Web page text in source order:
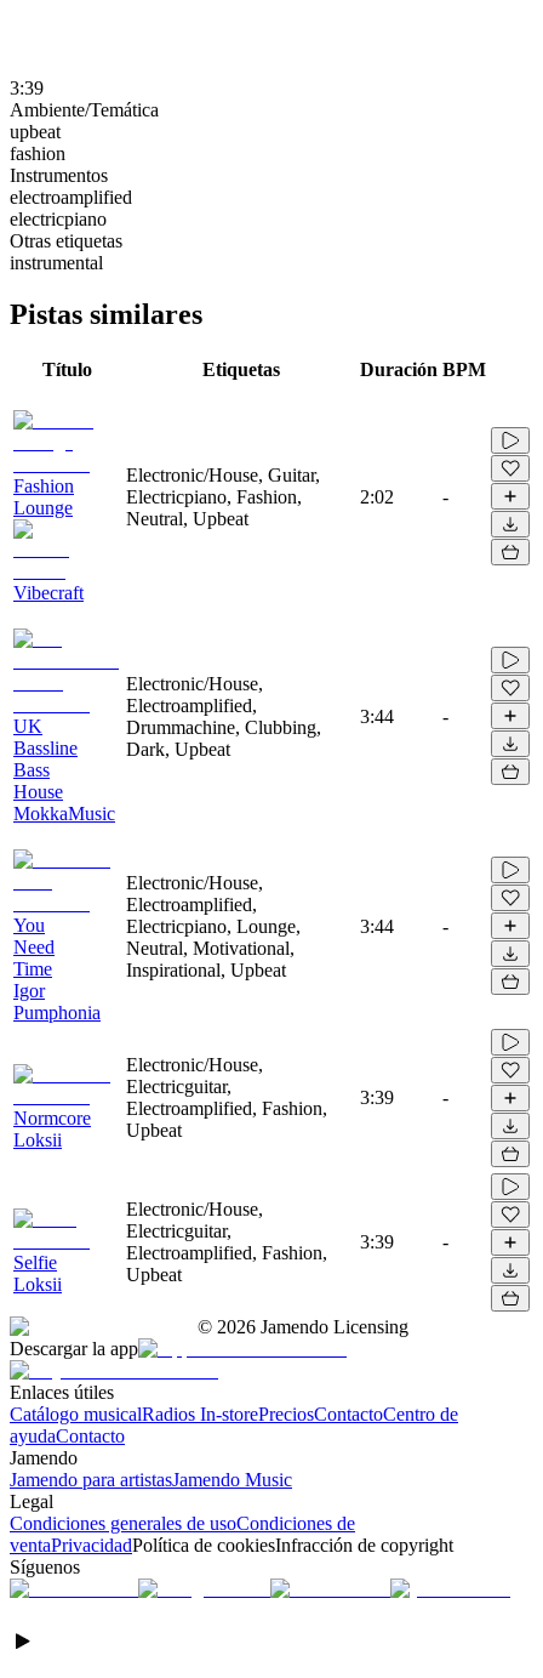
3:39
Ambiente/Temática
upbeat
fashion
Instrumentos
electroamplified
electricpiano
Otras etiquetas
instrumental
Pistas similares
Título Etiquetas Duración BPM
Fashion
Lounge
Vibecraft
Electronic/House, Guitar,
Electricpiano, Fashion,
Neutral, Upbeat
2:02 -
UK
Bassline
Bass
House
MokkaMusic
Electronic/House,
Electroamplified,
Drummachine, Clubbing,
Dark, Upbeat
3:44 -
You
Need
Time
Igor
Pumphonia
Electronic/House,
Electroamplified,
Electricpiano, Lounge,
Neutral, Motivational,
Inspirational, Upbeat
3:44 -
Normcore
Loksii
Electronic/House,
Electricguitar,
Electroamplified, Fashion,
Upbeat
3:39 -
Selfie
Loksii
Electronic/House,
Electricguitar,
Electroamplified, Fashion,
Upbeat
3:39 -
© 2026 Jamendo Licensing
Descargar la app
Enlaces útiles
Catálogo musicalRadios In-storePreciosContactoCentro de
ayudaContacto
Jamendo
Jamendo para artistasJamendo Music
Legal
Condiciones generales de usoCondiciones de
ventaPrivacidadPolítica de cookiesInfracción de copyright
Síguenos